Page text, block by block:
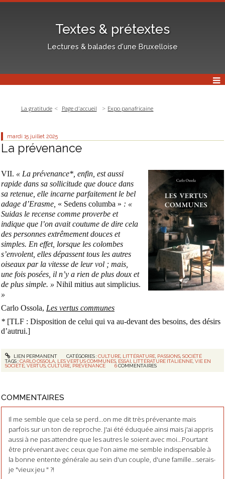
Textes & prétextes
Lectures & balades d'une Bruxelloise
La gratitude Page d'accueil Expo panafricaine
mardi 15 juillet 2025
La prévenance
VII. « La prévenance*, enfin, est aussi
rapide dans sa sollicitude que douce dans
sa retenue, elle incarne parfaitement le bel
adage d’Erasme, « Sedens columba » : «
Suidas le recense comme proverbe et
indique que l’on avait coutume de dire cela
des personnes extrêmement douces et
simples. En effet, lorsque les colombes
s’envolent, elles dépassent tous les autres
oiseaux par la vitesse de leur vol ; mais,
une fois posées, il n’y a rien de plus doux et
de plus simple. » Nihil mitius aut simplicius.
»
Carlo Ossola, Les vertus communes
* [TLF : Disposition de celui qui va au-devant des besoins, des désirs
d’autrui.]
LIEN PERMANENT CATÉGORIES :CULTURE, LITTÉRATURE, PASSIONS, SOCIÉTÉ
TAGS :CARLO OSSOLA, LES VERTUS COMMUNES, ESSAI, LITTÉRATURE ITALIENNE,VIE EN
SOCIÉTÉ,VERTUS,CULTURE, PRÉVENANCE 6 COMMENTAIRES
COMMENTAIRES
Il me semble que cela se perd...on me dit très prévenante mais
parfois sur un ton de reproche. J'ai été éduquée ainsi mais j'ai appris
aussi à ne pas attendre que les autres le soient avec moi...Pourtant
être prévenant avec ceux que l'on aime me semble indispensable à
la bonne entente générale au sein d'un couple, d'une famille...serais-
je "vieux jeu " ?!